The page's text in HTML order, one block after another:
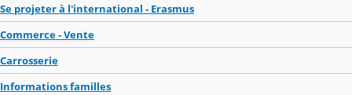
Se projeter à l'international - Erasmus
Commerce - Vente
Carrosserie
Informations familles